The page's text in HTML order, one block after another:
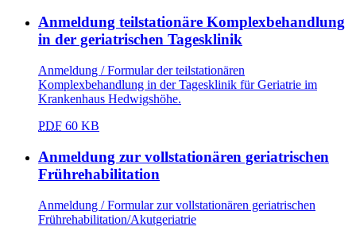
Anmeldung teilstationäre Komplexbehandlung
in der geriatrischen Tagesklinik
Anmeldung / Formular der teilstationären
Komplexbehandlung in der Tagesklinik für Geriatrie im
Krankenhaus Hedwigshöhe.
PDF 60 KB
Anmeldung zur vollstationären geriatrischen
Frührehabilitation
Anmeldung / Formular zur vollstationären geriatrischen
Frührehabilitation/Akutgeriatrie